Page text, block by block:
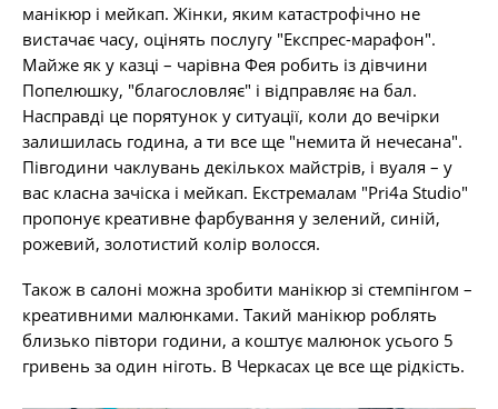
манікюр і мейкап. Жінки, яким катастрофічно не
вистачає часу, оцінять послугу "Експрес-марафон".
Майже як у казці – чарівна Фея робить із дівчини
Попелюшку, "благословляє" і відправляє на бал.
Насправді це порятунок у ситуації, коли до вечірки
залишилась година, а ти все ще "немита й нечесана".
Півгодини чаклувань декількох майстрів, і вуаля – у
вас класна зачіска і мейкап. Екстремалам "Pri4a Studio"
пропонує креативне фарбування у зелений, синій,
рожевий, золотистий колір волосся.
Також в салоні можна зробити манікюр зі стемпінгом –
креативними малюнками. Такий манікюр роблять
близько півтори години, а коштує малюнок усього 5
гривень за один ніготь. В Черкасах це все ще рідкість.